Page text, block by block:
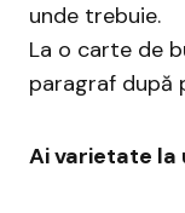
unde trebuie.
La o carte de
paragraf după
Ai varietate la